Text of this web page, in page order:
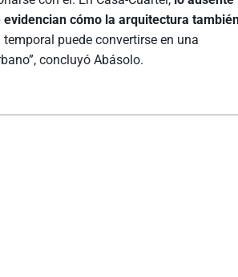
cómo la arquitectura
puede convertirse en una
concluyó Abásolo.